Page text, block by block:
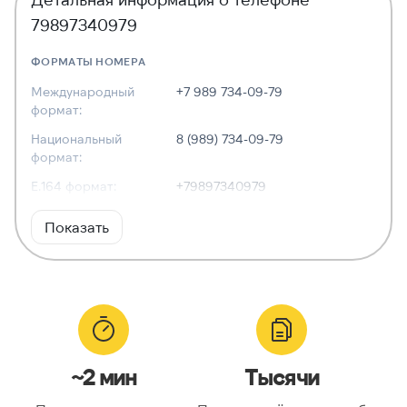
79897340979
ФОРМАТЫ НОМЕРА
Международный
формат:
+7 989 734-09-79
Национальный
формат:
8 (989) 734-09-79
E.164 формат:
+79897340979
RFC3966
формат:
Тип номера:
Оператор связи:
Национальный
9897340979
Показать
~2 мин Тысячи